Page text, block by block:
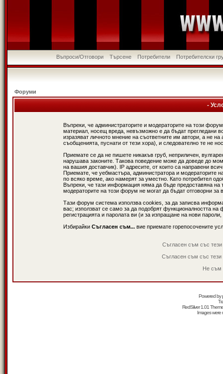
Въпроси/Отговори Търсене Потребители Потребителски
Форуми
-
Въпреки, че администраторите и модераторите на този
материал, носещ вреда, невъзможно е да бъдат прегледани
изразяват личното мнение на съответните им автори, а не
съобщенията, пуснати от тези хора), и следователно те не
Приемате се да не пишете никакъв груб, неприличен,
нарушава законите. Такова поведение може да доведе до
на вашия доставчик). IP адресите, от които са направени
Приемате, че уебмастъра, администратора и модераторите
по всяко време, ако намерят за уместно. Като потребител
Въпреки, че тази информация няма да бъде предоставяна
модераторите на този форум не могат да бъдат отговорни за
Тази форум система използва cookies, за да записва
вас; използват се само за да подобрят функционалността
регистрацията и паролата ви (и за изпращане на нови
Избирайки Съгласен съм... вие приемате горепосочените
Съгласен съм със
Съгласен съм със
Не съм
Powered by
RedSilver 1.01
Images were